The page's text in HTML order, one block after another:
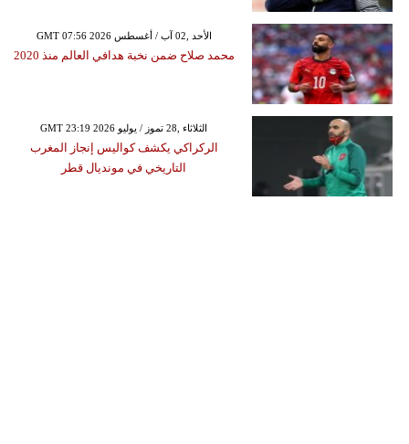
GMT 07:56 2026 الأحد ,02 آب / أغسطس
محمد صلاح ضمن نخبة هدافي العالم منذ 2020
GMT 23:19 2026 الثلاثاء ,28 تموز / يوليو
الركراكي يكشف كواليس إنجاز المغرب
التاريخي في مونديال قطر